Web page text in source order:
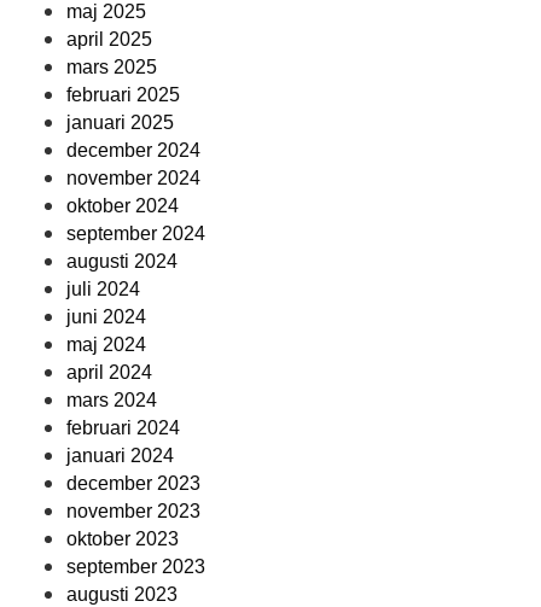
maj 2025
april 2025
mars 2025
februari 2025
januari 2025
december 2024
november 2024
oktober 2024
september 2024
augusti 2024
juli 2024
juni 2024
maj 2024
april 2024
mars 2024
februari 2024
januari 2024
december 2023
november 2023
oktober 2023
september 2023
augusti 2023